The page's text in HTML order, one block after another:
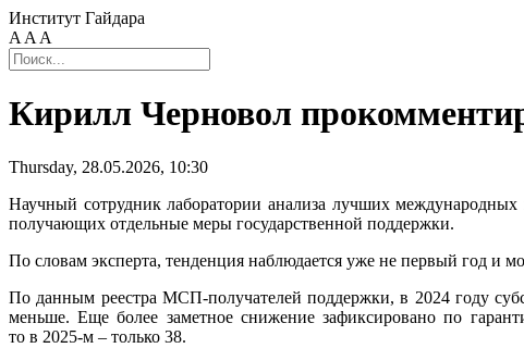
Институт Гайдара
A A A
Кирилл Черновол
Thursday, 28.05.2026, 10:30
Научный сотрудник лаборатории анализа лучших международных
получающих отдельные меры государственной поддержки.
По словам эксперта, тенденция наблюдается уже не первый год и
По данным реестра МСП-получателей поддержки, в 2024 году
меньше. Еще более заметное снижение зафиксировано по
то в 2025‑м – только 38.